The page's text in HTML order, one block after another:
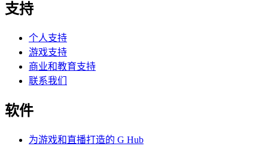
支持
个人支持
游戏支持
商业和教育支持
联系我们
软件
为游戏和直播打造的 G Hub